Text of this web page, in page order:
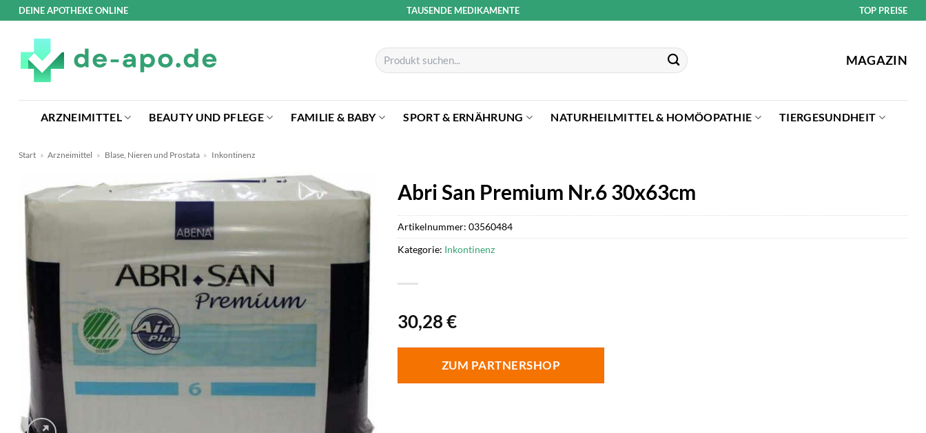
ZumDEINE APOTHEKE ONLINE TAUSENDE MEDIKAMENTE TOP PREISE
Suchen
nach:
MAGAZIN
ARZNEIMITTEL BEAUTY UND PFLEGE FAMILIE & BABY SPORT & ERNÄHRUNG NATURHEILMITTEL & HOMÖOPATHIE TIERGESUNDHEIT
Start » Arzneimittel » Blase, Nieren und Prostata » Inkontinenz
Abri San Premium Nr.6 30x63cm
30,28€
ZUM PARTNERSHOP
Artikelnummer: 03560484
Kategorie: Inkontinenz